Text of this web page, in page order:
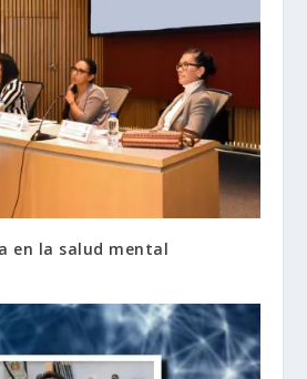
en la salud mental